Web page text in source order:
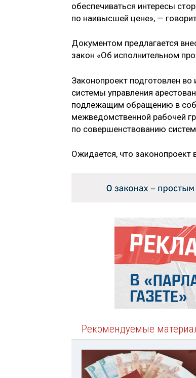
обеспечиваться интересы
по наивысшей цене», —
Документом предлагается
закон «Об исполнительном
Законопроект подготовлен
системы управления
подлежащим обращению в
межведомственной рабочей
по совершенствованию
Ожидается, что законопроект
Рекомендуемые